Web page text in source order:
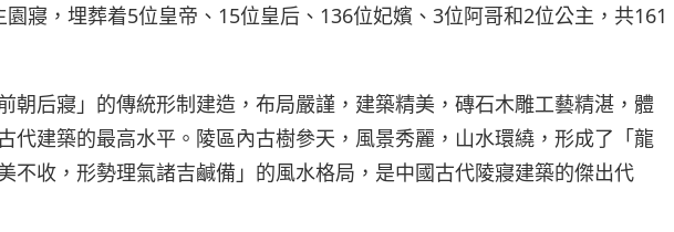
園寢，埋葬着5位皇帝、15位皇后、136位妃嬪、3位阿哥和2位公主，共161
朝后寢」的傳統形制建造，布局嚴謹，建築精美，磚石木雕工藝精湛，體
代建築的最高水平。陵區內古樹參天，風景秀麗，山水環繞，形成了「龍
不收，形勢理氣諸吉鹹備」的風水格局，是中國古代陵寢建築的傑出代